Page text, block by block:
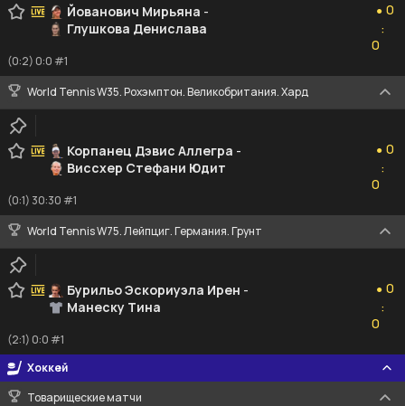
Йованович Мирьяна -
Глушкова Денислава
● 0
:
0
(0:2) 0:0 #1
World Tennis W35. Рохэмптон. Великобритания. Хард
Корпанец Дэвис Аллегра -
Виссхер Стефани Юдит
● 0
:
0
(0:1) 30:30 #1
World Tennis W75. Лейпциг. Германия. Грунт
Бурильо Эскориуэла Ирен -
Манеску Тина
● 0
:
0
(2:1) 0:0 #1
Хоккей
Товарищеские матчи